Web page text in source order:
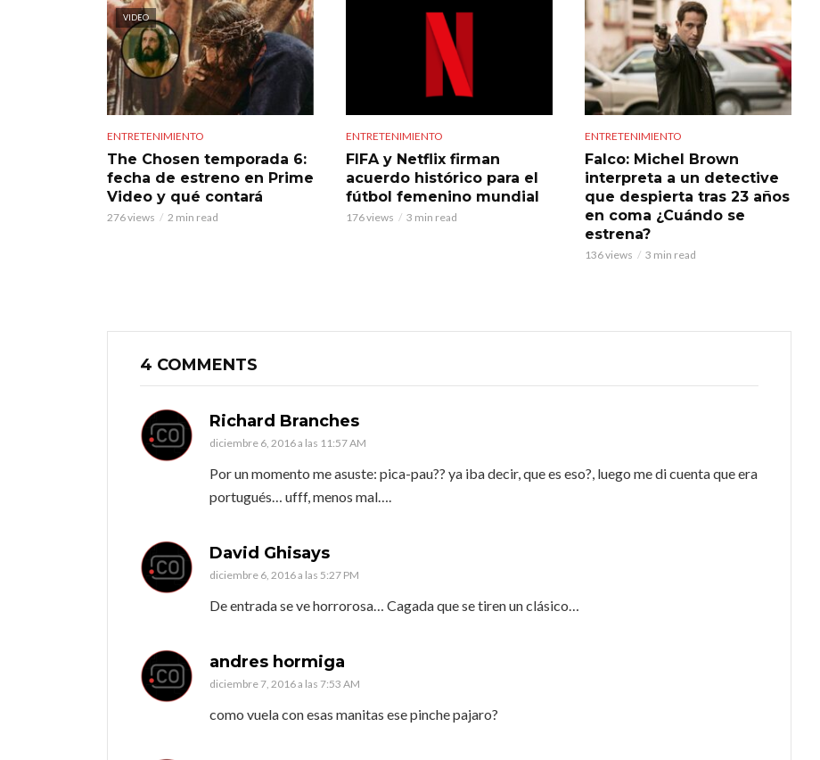
VIDEO
ENTRETENIMIENTO
The Chosen temporada 6:
fecha de estreno en Prime
Video y qué contará
276 views 2 min read
ENTRETENIMIENTO
FIFA y Netflix firman
acuerdo histórico para el
fútbol femenino mundial
176 views 3 min read
ENTRETENIMIENTO
Falco: Michel Brown
interpreta a un detective
que despierta tras 23 años
en coma ¿Cuándo se
estrena?
136 views 3 min read
4 COMMENTS
Richard Branches
diciembre 6, 2016 a las 11:57 AM
Por un momento me asuste: pica-pau?? ya iba decir, que es eso?, luego me di cuenta que era
portugués… ufff, menos mal….
David Ghisays
diciembre 6, 2016 a las 5:27 PM
De entrada se ve horrorosa… Cagada que se tiren un clásico…
andres hormiga
diciembre 7, 2016 a las 7:53 AM
como vuela con esas manitas ese pinche pajaro?